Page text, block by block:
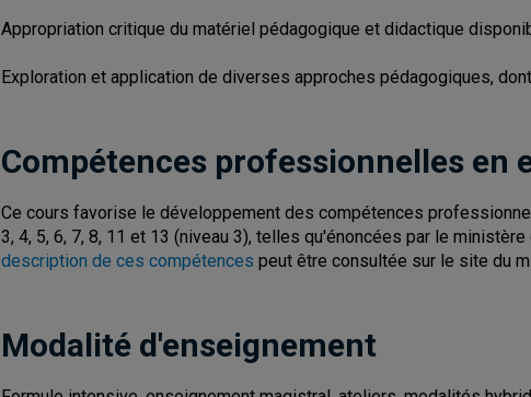
Appropriation critique du matériel pédagogique et didactique
Exploration et application de diverses approches pédagogiques,
Compétences professionnelles en
Ce cours favorise le développement des compétences
3, 4, 5, 6, 7, 8, 11 et 13 (niveau 3), telles qu'énoncées par le
description de ces compétences peut être consultée sur le site du
Modalité d'enseignement